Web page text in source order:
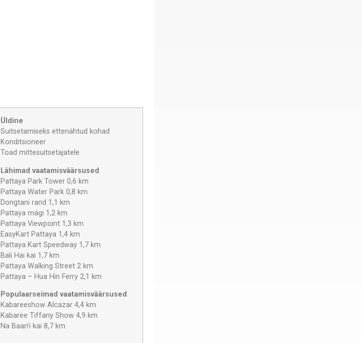
Üldine
Suitsetamiseks ettenähtud kohad
Konditsioneer
Toad mittesuitsetajatele
Lähimad vaatamisväärsused
Pattaya Park Tower 0,6 km
Pattaya Water Park 0,8 km
Dongtani rand 1,1 km
Pattaya mägi 1,2 km
Pattaya Viewpoint 1,3 km
EasyKart Pattaya 1,4 km
Pattaya Kart Speedway 1,7 km
Bali Hai kai 1,7 km
Pattaya Walking Street 2 km
Pattaya – Hua Hin Ferry 2,1 km
Populaarseimad vaatamisväärsused
Kabareeshow Alcazar 4,4 km
Kabaree Tiffany Show 4,9 km
Na Baan’i kai 8,7 km